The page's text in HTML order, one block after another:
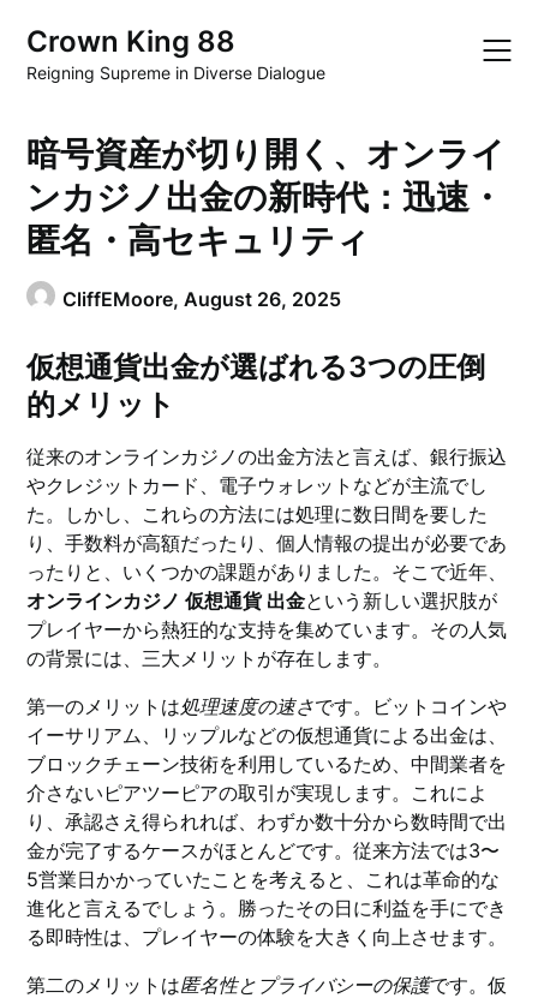
content
Crown King 88
Reigning Supreme in Diverse Dialogue
暗号資産が切り開く、オンライ
ンカジノ出金の新時代：迅速・
匿名・高セキュリティ
CliffEMoore,August 26, 2025
仮想通貨出金が選ばれる3つの圧倒
的メリット
従来のオンラインカジノの出金方法と言えば、銀行振込
やクレジットカード、電子ウォレットなどが主流でし
た。しかし、これらの方法には処理に数日間を要した
り、手数料が高額だったり、個人情報の提出が必要であ
ったりと、いくつかの課題がありました。そこで近年、
オンラインカジノ 仮想通貨 出金という新しい選択肢が
プレイヤーから熱狂的な支持を集めています。その人気
の背景には、三大メリットが存在します。
第一のメリットは処理速度の速さです。ビットコインや
イーサリアム、リップルなどの仮想通貨による出金は、
ブロックチェーン技術を利用しているため、中間業者を
介さないピアツーピアの取引が実現します。これによ
り、承認さえ得られれば、わずか数十分から数時間で出
金が完了するケースがほとんどです。従来方法では3〜
5営業日かかっていたことを考えると、これは革命的な
進化と言えるでしょう。勝ったその日に利益を手にでき
る即時性は、プレイヤーの体験を大きく向上させます。
第二のメリットは匿名性とプライバシーの保護です。仮